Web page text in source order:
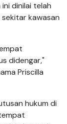
dinilai telah
kawasan
didengar,"
Priscilla
hukum di